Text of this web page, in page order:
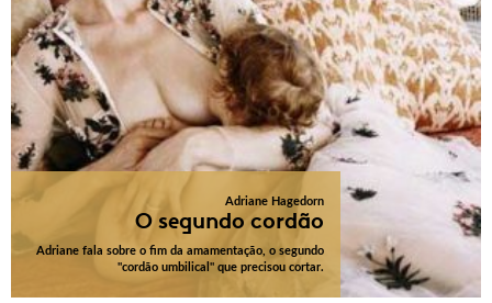
Adriane Hagedorn
O segundo cordão
Adriane fala sobre o fim da amamentação, o segundo
"cordão umbilical" que precisou cortar.